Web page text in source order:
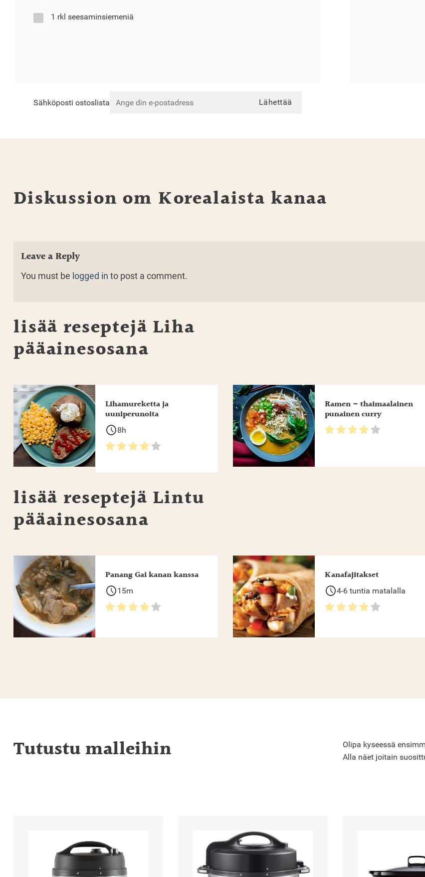
1 rkl seesaminsiemeniä
Sähköposti ostoslista Lähettää
Diskussion om Korealaista kanaa
Leave a Reply
You must be logged in to post a comment.
lisää reseptejä Liha
pääainesosana
Lihamureketta ja
uuniperunoita
schedule8h
Ramen – thaimaalainen
punainen curry
lisää reseptejä Lintu
pääainesosana
Panang Gai kanan kanssa
schedule15m
Kanafajitakset
schedule4-6 tuntia matalalla
Tutustu malleihin
Olipa kyseessä
Alla näet joitain